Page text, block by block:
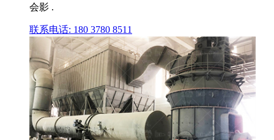
会影 .
联系电话: 180 3780 8511